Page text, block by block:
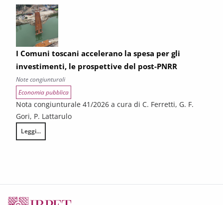
I Comuni toscani accelerano la spesa per gli
investimenti, le prospettive del post-PNRR
Note congiunturali
Economia pubblica
Nota congiunturale 41/2026 a cura di C. Ferretti, G. F.
Gori, P. Lattarulo
Leggi...
I Comuni toscani accelerano la spesa per gli investimenti, le